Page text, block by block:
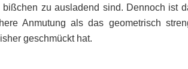
zu ausladend sind. Dennoch ist
Anmutung als das geometrisch
geschmückt hat.